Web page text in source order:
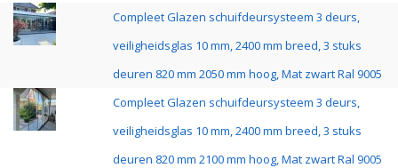
Compleet Glazen schuifdeursysteem 3 deurs,
veiligheidsglas 10 mm, 2400 mm breed, 3 stuks
deuren 820 mm 2050 mm hoog, Mat zwart Ral 9005
Compleet Glazen schuifdeursysteem 3 deurs,
veiligheidsglas 10 mm, 2400 mm breed, 3 stuks
deuren 820 mm 2100 mm hoog, Mat zwart Ral 9005